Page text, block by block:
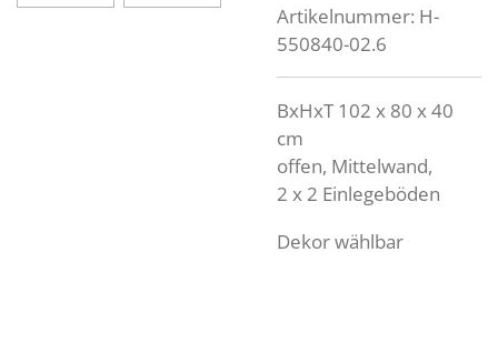
Artikelnummer: H-
550840-02.6
BxHxT 102 x 80 x 40
cm
offen, Mittelwand,
2 x 2 Einlegeböden
Dekor wählbar